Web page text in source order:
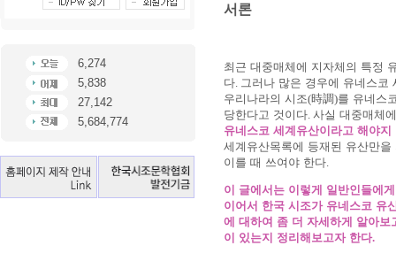
6,274
5,838
27,142
5,684,774
서론
최근 대중매체에 지자체의 특정
다 그러나 많은 경우에 유네스코
우리나라의 시조(時調)를 유네스
당한다고 것이다 사실 대중매체
유네스코 세계유산이라고 해야지
세계유산목록에 등재된 유산만
이를 때 쓰여야 한다
이 글에서는 이렇게 일반인들에
이어서 한국 시조가 유네스코 유
에 대하여 좀 더 자세하게 알아보
이 있는지 정리해보고자 한다.